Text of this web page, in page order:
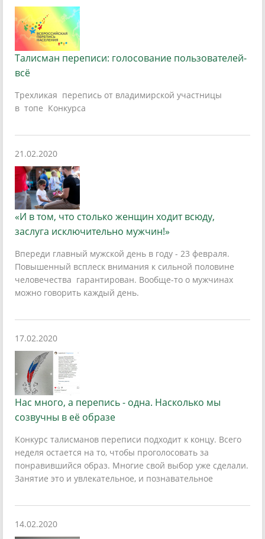
Талисман переписи: голосование пользователей-
всё
Трехликая перепись от владимирской участницы
в топе Конкурса
21.02.2020
«И в том, что столько женщин ходит всюду,
заслуга исключительно мужчин!»
Впереди главный мужской день в году - 23 февраля.
Повышенный всплеск внимания к сильной половине
человечества гарантирован. Вообще-то о мужчинах
можно говорить каждый день.
17.02.2020
Нас много, а перепись - одна. Насколько мы
созвучны в её образе
Конкурс талисманов переписи подходит к концу. Всего
неделя остается на то, чтобы проголосовать за
понравившийся образ. Многие свой выбор уже сделали.
Занятие это и увлекательное, и познавательное
14.02.2020